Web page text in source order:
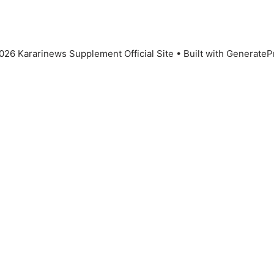
Kararinews Supplement Official Site • Built with